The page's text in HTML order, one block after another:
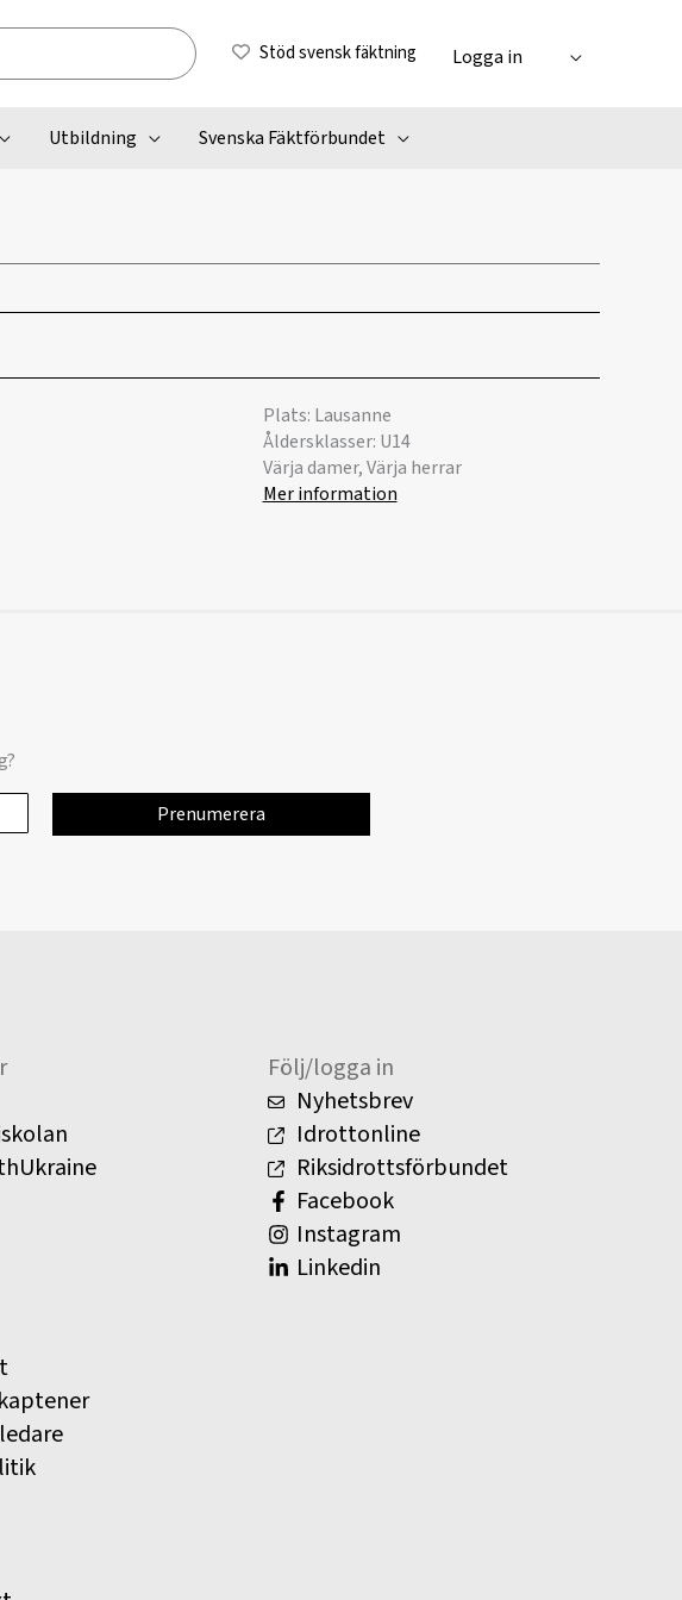
Stöd svensk fäktning Logga in
Utbildning Svenska Fäktförbundet
Plats: Lausanne
Åldersklasser: U14
Värja damer, Värja herrar
Mer information
Följ/logga in
Nyhetsbrev
Idrottonline
Riksidrottsförbundet
Facebook
Instagram
Linkedin